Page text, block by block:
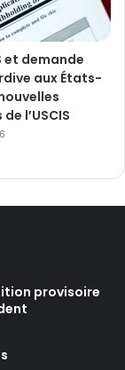
et demande
aux États-
l’USCIS
provisoire